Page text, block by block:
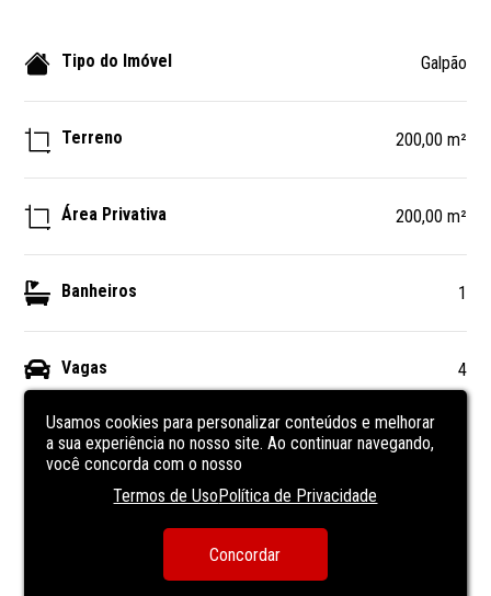
Tipo do Imóvel Galpão
Terreno 200,00 m²
Área Privativa 200,00 m²
Banheiros 1
Vagas 4
DESCRIÇÃODO IMÓVEL
Galpao comercial de 200 m²
Usamos cookies para personalizar conteúdos e melhorar
a sua experiência no nosso site. Ao continuar navegando,
você concorda com o nosso
Termos de UsoPolítica de Privacidade
Concordar